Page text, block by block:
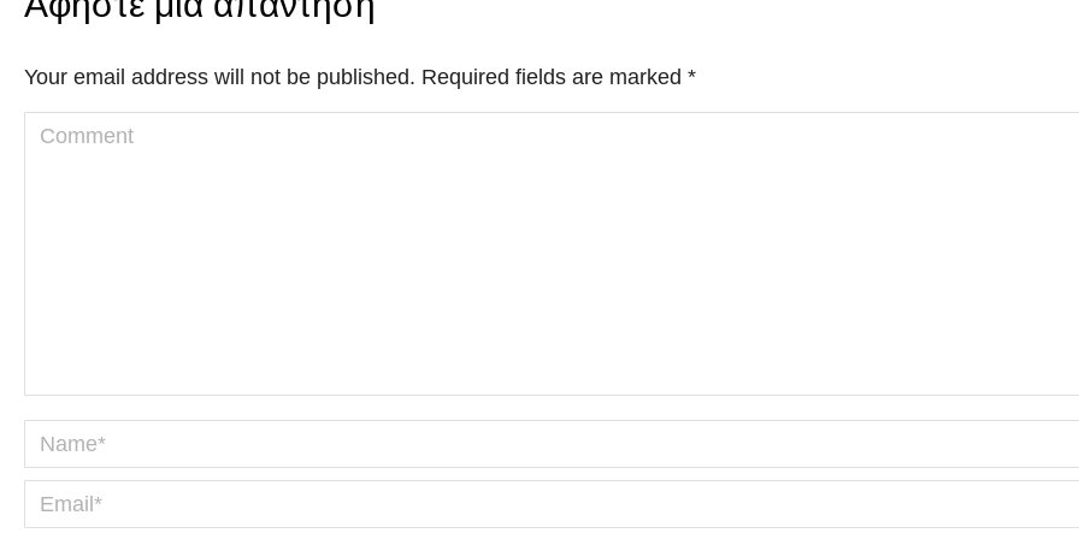
Your email address will not be published. Required fields are marked *
Comment
Name *
Email *